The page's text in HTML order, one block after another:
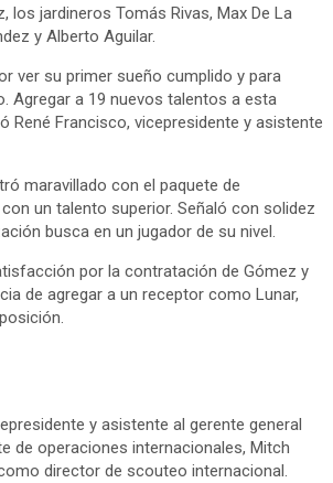
los jardineros Tomás Rivas, Max De La
y Alberto Aguilar.
ver su primer sueño cumplido y para
Agregar a 19 nuevos talentos a esta
René Francisco, vicepresidente y asistente
maravillado con el paquete de
un talento superior. Señaló con solidez
busca en un jugador de su nivel.
por la contratación de Gómez y
de agregar a un receptor como Lunar,
y asistente al gerente general
de operaciones internacionales, Mitch
director de scouteo internacional.